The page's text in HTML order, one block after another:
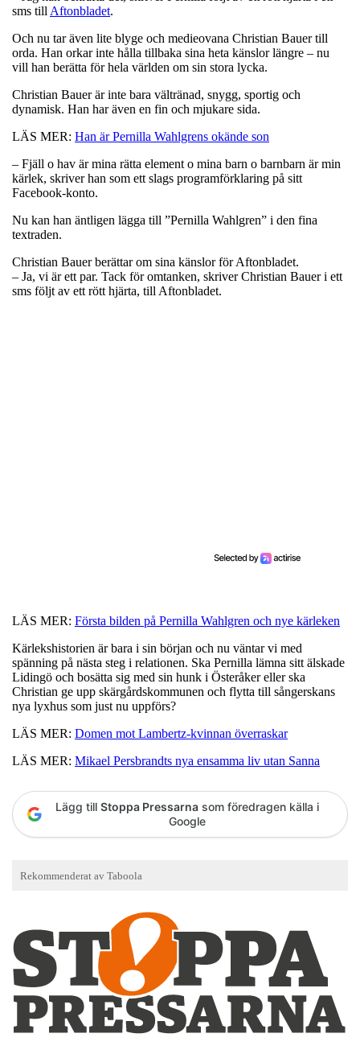
sms till Aftonbladet.
Och nu tar även lite blyge och medieovana Christian Bauer till
orda. Han orkar inte hålla tillbaka sina heta känslor längre – nu
vill han berätta för hela världen om sin stora lycka.
Christian Bauer är inte bara vältränad, snygg, sportig och
dynamisk. Han har även en fin och mjukare sida.
LÄS MER: Han är Pernilla Wahlgrens okände son
– Fjäll o hav är mina rätta element o mina barn o barnbarn är min
kärlek, skriver han som ett slags programförklaring på sitt
Facebook-konto.
Nu kan han äntligen lägga till ”Pernilla Wahlgren” i den fina
textraden.
Christian Bauer berättar om sina känslor för Aftonbladet.
– Ja, vi är ett par. Tack för omtanken, skriver Christian Bauer i ett
sms följt av ett rött hjärta, till Aftonbladet.
LÄS MER: Första bilden på Pernilla Wahlgren och nye kärleken
Kärlekshistorien är bara i sin början och nu väntar vi med
spänning på nästa steg i relationen. Ska Pernilla lämna sitt älskade
Lidingö och bosätta sig med sin hunk i Österåker eller ska
Christian ge upp skärgårdskommunen och flytta till sångerskans
nya lyxhus som just nu uppförs?
LÄS MER: Domen mot Lambertz-kvinnan överraskar
LÄS MER: Mikael Persbrandts nya ensamma liv utan Sanna
Lägg till Stoppa Pressarna som föredragen källa i
Google